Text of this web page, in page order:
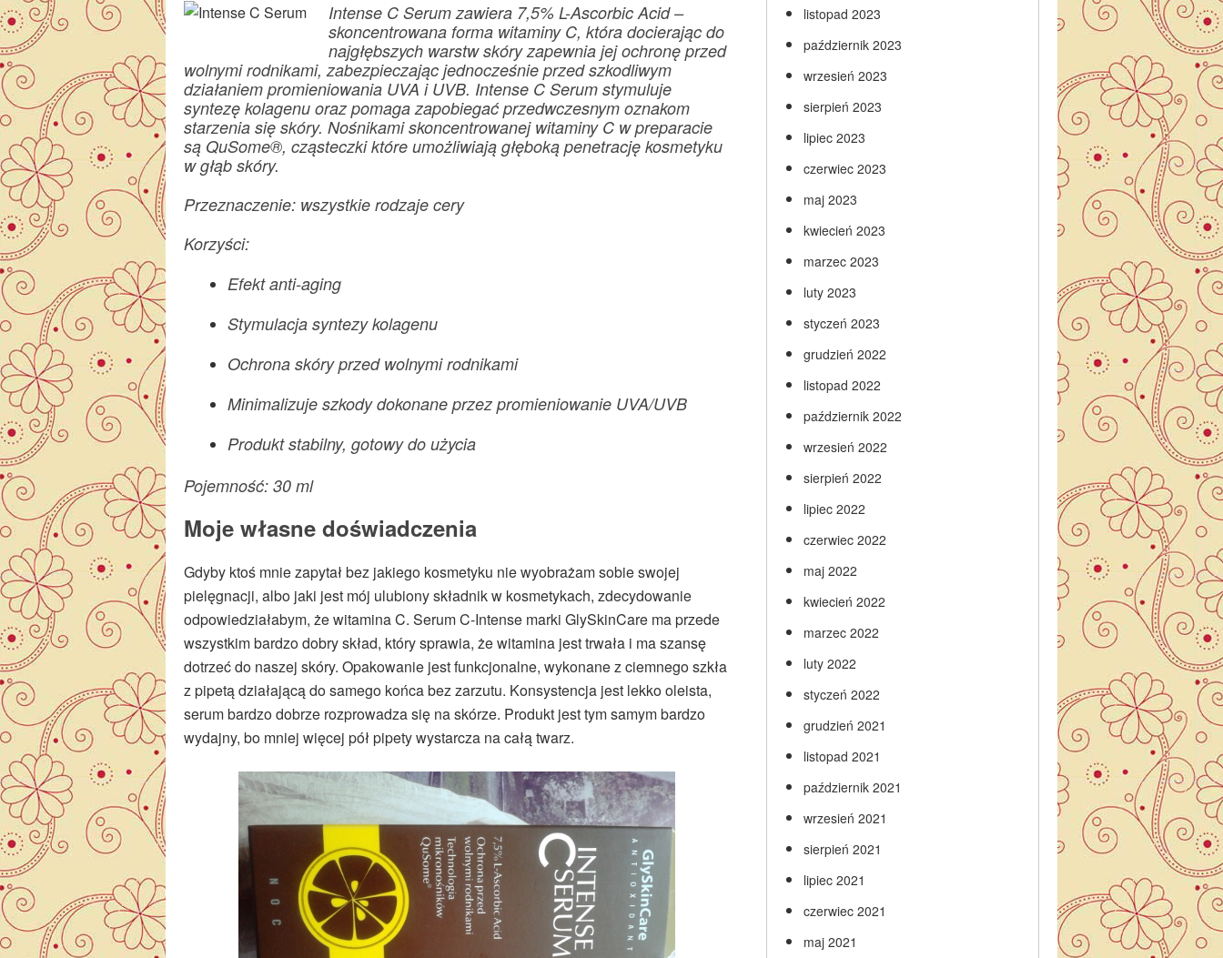
Intense C Serum zawiera 7,5% L-Ascorbic Acid –
skoncentrowana forma witaminy C, która docierając do
najgłębszych warstw skóry zapewnia jej ochronę przed
wolnymi rodnikami, zabezpieczając jednocześnie przed szkodliwym
działaniem promieniowania UVA i UVB. Intense C Serum stymuluje
syntezę kolagenu oraz pomaga zapobiegać przedwczesnym oznakom
starzenia się skóry. Nośnikami skoncentrowanej witaminy C w preparacie
są QuSome®, cząsteczki które umożliwiają głęboką penetrację kosmetyku
w głąb skóry.
Przeznaczenie: wszystkie rodzaje cery
Korzyści:
Efekt anti-aging
Stymulacja syntezy kolagenu
Ochrona skóry przed wolnymi rodnikami
Minimalizuje szkody dokonane przez promieniowanie UVA/UVB
Produkt stabilny, gotowy do użycia
Pojemność: 30 ml
Moje własne doświadczenia
Gdyby ktoś mnie zapytał bez jakiego kosmetyku nie wyobrażam sobie swojej
pielęgnacji, albo jaki jest mój ulubiony składnik w kosmetykach, zdecydowanie
odpowiedziałabym, że witamina C. Serum C-Intense marki GlySkinCare ma przede
wszystkim bardzo dobry skład, który sprawia, że witamina jest trwała i ma szansę
dotrzeć do naszej skóry. Opakowanie jest funkcjonalne, wykonane z ciemnego szkła
z pipetą działającą do samego końca bez zarzutu. Konsystencja jest lekko oleista,
serum bardzo dobrze rozprowadza się na skórze. Produkt jest tym samym bardzo
wydajny, bo mniej więcej pół pipety wystarcza na całą twarz.
listopad 2023
październik 2023
wrzesień 2023
sierpień 2023
lipiec 2023
czerwiec 2023
maj 2023
kwiecień 2023
marzec 2023
luty 2023
styczeń 2023
grudzień 2022
listopad 2022
październik 2022
wrzesień 2022
sierpień 2022
lipiec 2022
czerwiec 2022
maj 2022
kwiecień 2022
marzec 2022
luty 2022
styczeń 2022
grudzień 2021
listopad 2021
październik 2021
wrzesień 2021
sierpień 2021
lipiec 2021
czerwiec 2021
maj 2021